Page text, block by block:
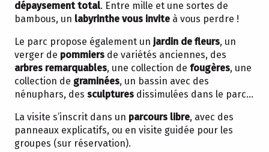
dépaysement total. Entre mille et une sortes de
bambous, un labyrinthe vous invite à vous perdre !
Le parc propose également un jardin de fleurs, un
verger de pommiers de variétés anciennes, des
arbres remarquables, une collection de fougères, une
collection de graminées, un bassin avec des
nénuphars, des sculptures dissimulées dans le parc…
La visite s’inscrit dans un parcours libre, avec des
panneaux explicatifs, ou en visite guidée pour les
groupes (sur réservation).
Venez découvrir un jardin hors du